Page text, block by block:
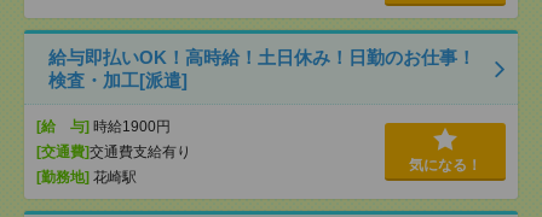
給与即払いOK！高時給！土日休み！日勤のお仕事！
検査・加工[派遣]
[給 与] 時給1900円
[交通費]交通費支給有り
[勤務地] 花崎駅
気になる！